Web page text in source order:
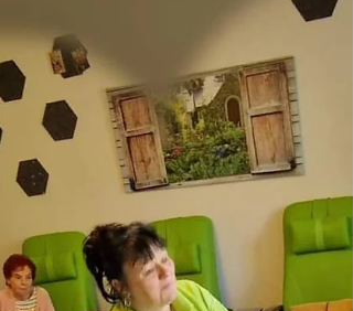
Die Gartensasion geht los
Am Dienstag waren wir draußen unterwegs und
wer Lust hatte, war mit im Garten, die
bepflanzen. #tagespflegemitherz